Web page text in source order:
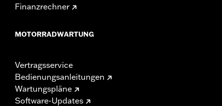
Finanzrechner
MOTORRADWARTUNG
Vertragsservice
Bedienungsanleitungen
Wartungspläne
Software-Updates